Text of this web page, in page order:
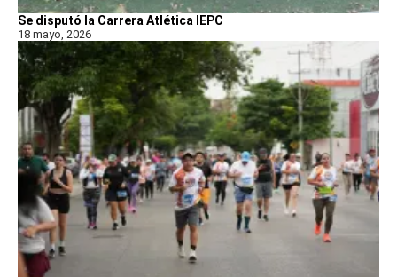
Se disputó la Carrera Atlética IEPC
18 mayo, 2026